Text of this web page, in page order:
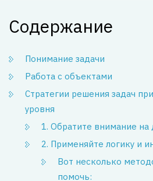
Содержание
Понимание задачи
Работа с объектами
Стратегии решения задач
уровня
1. Обратите внимание на
2. Применяйте логику и
Вот несколько
помочь: